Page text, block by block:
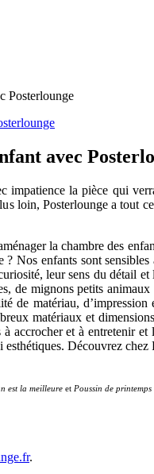
Posterlounge
avec
impatience la pièce qui
loin, Posterlounge a tout
la chambre des
? Nos enfants sont
leur sens du détail
de mignons petits
de matériau,
matériaux et
accrocher et à entretenir
esthétiques. Découvrez
est la meilleure et Poussin de printemps
.